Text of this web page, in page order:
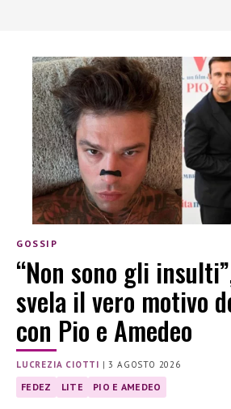
GOSSIP
“Non sono gli
svela il vero motivo
con Pio e Amedeo
LUCREZIA CIOTTI |3 AGOSTO 2026
FEDEZ LITE PIO E AMEDEO